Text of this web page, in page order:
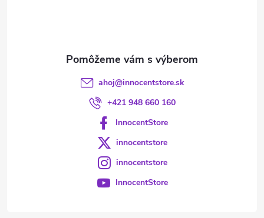
ahoj@innocentstore.sk
+421 948 660 160
InnocentStore
innocentstore
innocentstore
InnocentStore